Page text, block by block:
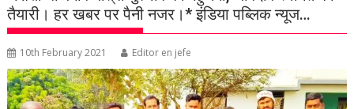
तैयारी। हर खबर पर पैनी नजर।* इंडिया पब्लिक न्यूज…
10th February 2021 Editor en jefe